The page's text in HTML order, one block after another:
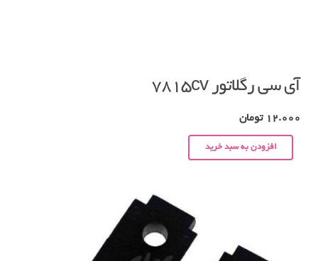
آی سی رگلاتور ۷۸۱۵cv
12.000 تومان
افزودن به سبد خرید